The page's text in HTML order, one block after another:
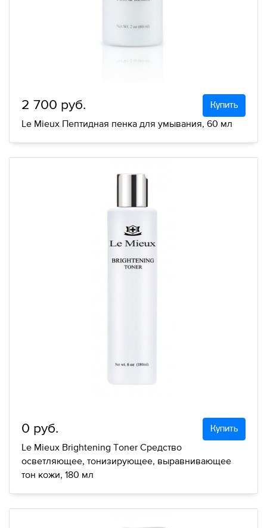
2 700 руб. Купить
Le Mieux Пептидная пенка для умывания, 60 мл
0 руб. Купить
Le Mieux Brightening Toner Средство
осветляющее, тонизирующее, выравнивающее
тон кожи, 180 мл